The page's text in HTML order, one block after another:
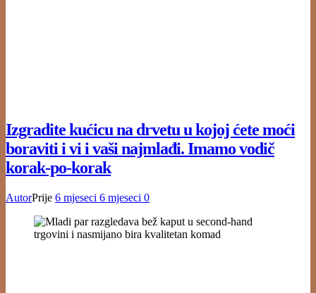
Izgradite kućicu na drvetu u kojoj ćete moći
boraviti i vi i vaši najmlađi. Imamo vodič
korak-po-korak
AutorPrije 6 mjeseci 6 mjeseci 0